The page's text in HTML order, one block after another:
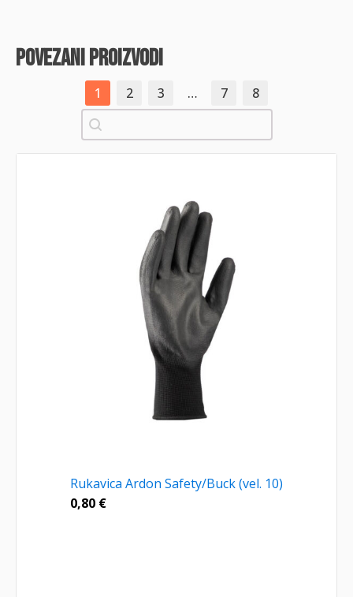
povezani proizvodi
1 2 3 … 7
8
Pretraži
Rukavica Ardon Safety/Buck (vel. 10)
0,80 €